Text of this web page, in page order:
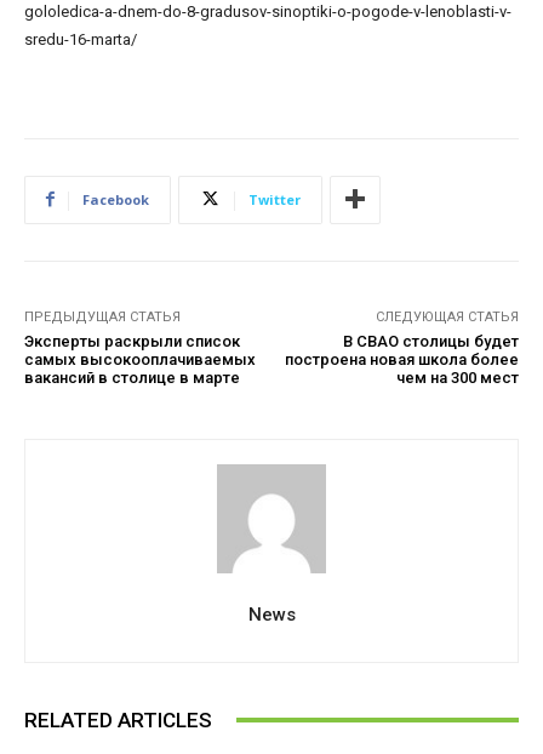
gololedica-a-dnem-do-8-gradusov-sinoptiki-o-pogode-v-lenoblasti-v-
sredu-16-marta/
Facebook Twitter
ПРЕДЫДУЩАЯ СТАТЬЯ
Эксперты раскрыли список
самых высокооплачиваемых
вакансий в столице в марте
СЛЕДУЮЩАЯ СТАТЬЯ
В СВАО столицы будет
построена новая школа более
чем на 300 мест
News
RELATED ARTICLES